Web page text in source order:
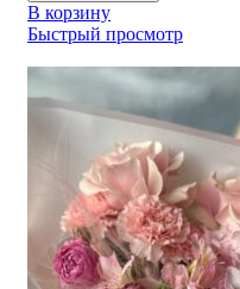
В корзину
Быстрый просмотр